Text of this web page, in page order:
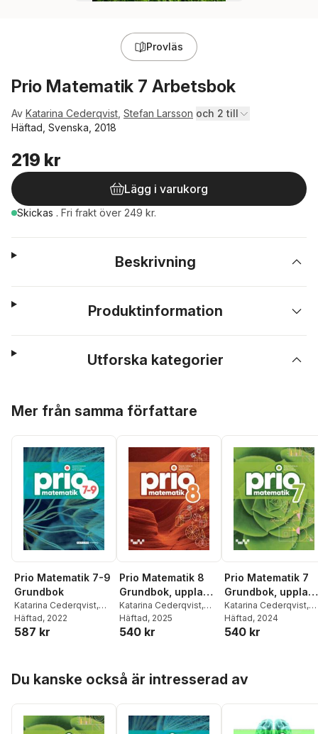
Provläs
Prio Matematik 7 Arbetsbok
Av Katarina Cederqvist Stefan Larsson och 2 till
Häftad, Svenska, 2018
219 kr
Lägg i varukorg
Skickas . Fri frakt över 249 kr.
Beskrivning
Produktinformation
Utforska kategorier
Mer från samma författare
Prio Matematik 7-9
Grundbok
Katarina Cederqvist,
Patrik Gustafsson
Stefan Larsson
Häftad, 2022
587 kr
Prio Matematik 8
Grundbok, upplaga
2
Katarina Cederqvist,
Stefan Larsson
Gustafsson
Häftad, 2025
540 kr
Prio Matematik 7
Grundbok,
2
Katarina Cederqvist,
Stefan Larsson
Gustafsson
Häftad, 2024
540 kr
Du kanske också är intresserad av